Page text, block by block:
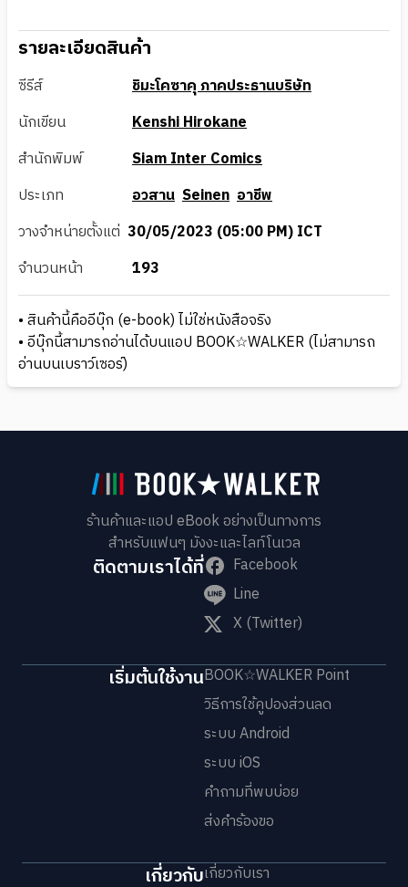
รายละเอียดสินค้า
ซีรีส์
ชิมะโคซาคุ ภาคประธานบริษัท
นักเขียน
Kenshi Hirokane
สำนักพิมพ์
Siam Inter Comics
ประเภท
อวสาน Seinen อาชีพ
วางจำหน่ายตั้งแต่ 30/05/2023 (05:00 PM) ICT
จำนวนหน้า
193
• สินค้านี้คืออีบุ๊ก (e-book) ไม่ใช่หนังสือจริง
• อีบุ๊กนี้สามารถอ่านได้บนแอป BOOK☆WALKER (ไม่สามารถ
อ่านบนเบราว์เซอร์)
ร้านค้าและแอป eBook อย่างเป็นทางการ
สำหรับแฟนๆ มังงะและไลท์โนเวล
ติดตามเราได้ที่
Facebook
Line
X (Twitter)
เริ่มต้นใช้งานBOOK☆WALKER Point
วิธีการใช้คูปองส่วนลด
ระบบ Android
ระบบ iOS
คำถามที่พบบ่อย
ส่งคำร้องขอ
เกี่ยวกับเกี่ยวกับเรา